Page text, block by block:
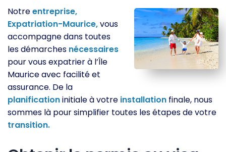
Notreentreprise,
Expatriation-Maurice,vous
accompagne dans toutes
les démarches nécessaires
pour vous expatrier à l’Île
Maurice avec facilité et
assurance. De la
planificationinitiale à votre installation finale, nous
sommes là pour simplifier toutes les étapes de votre
transition.